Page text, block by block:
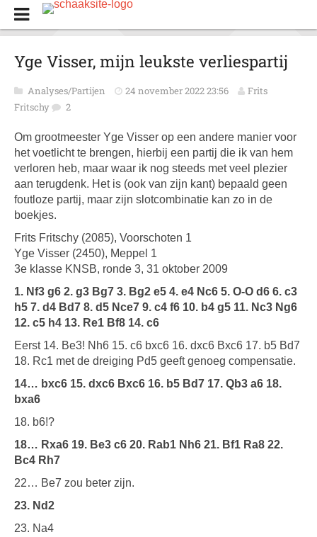
Yge Visser, mijn leukste verliespartij
Analyses/Partijen 24 november 2022 23:56
Frits
Fritschy
2
Om grootmeester Yge Visser op een andere manier voor
het voetlicht te brengen, hierbij een partij die ik van hem
verloren heb, maar waar ik nog steeds met veel plezier
aan terugdenk. Het is (ook van zijn kant) bepaald geen
foutloze partij, maar zijn slotcombinatie kan zo in de
boekjes.
Frits Fritschy (2085), Voorschoten 1
Yge Visser (2450), Meppel 1
3e klasse KNSB, ronde 3, 31 oktober 2009
1. Nf3 g6 2. g3 Bg7 3. Bg2 e5 4. e4 Nc6 5. O-O d6 6. c3
h5 7. d4 Bd7 8. d5 Nce7 9. c4 f6 10. b4 g5 11. Nc3 Ng6
12. c5 h4 13. Re1 Bf8 14. c6
Eerst 14. Be3! Nh6 15. c6 bxc6 16. dxc6 Bxc6 17. b5 Bd7
18. Rc1 met de dreiging Pd5 geeft genoeg compensatie.
14… bxc6 15. dxc6 Bxc6 16. b5 Bd7 17. Qb3 a6 18.
bxa6
18. b6!?
18… Rxa6 19. Be3 c6 20. Rab1 Nh6 21. Bf1 Ra8 22.
Bc4 Rh7
22… Be7 zou beter zijn.
23. Nd2
23. Na4